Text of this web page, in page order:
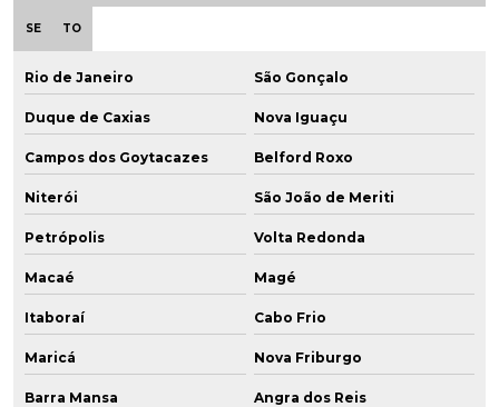
SE TO
Rio de Janeiro São Gonçalo
Duque de Caxias Nova Iguaçu
Campos dos Goytacazes Belford Roxo
Niterói São João de Meriti
Petrópolis Volta Redonda
Macaé Magé
Itaboraí Cabo Frio
Maricá Nova Friburgo
Barra Mansa Angra dos Reis